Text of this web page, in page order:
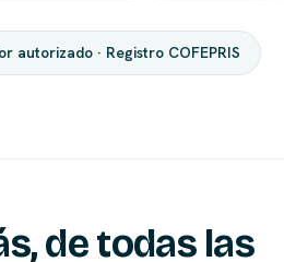
autorizado · Registro COFEPRIS
de todas las